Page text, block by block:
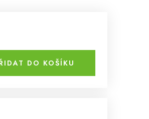
DO KOŠÍKU